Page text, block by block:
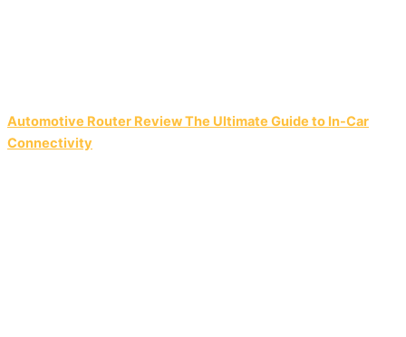
Automotive Router Review The Ultimate Guide to In-Car
Connectivity